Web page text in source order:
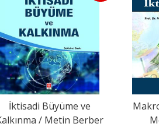
ARPACI
Eşya Hukuku 26. Baskı
Filiz Kitabevi
2.400,00 2.280,00
Sepete Ekle
İktisadi Büyüme ve
/ Metin Berber